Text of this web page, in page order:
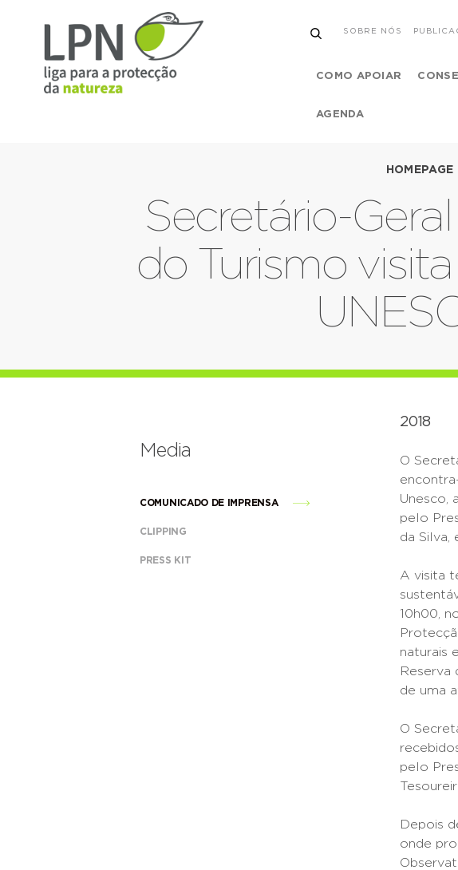
SOBRE NÓS
COMO APOIAR
AGENDA
HOMEPAGE
Secretário-
do Turismo
Media
COMUNICADO DE IMPRENSA
CLIPPING
PRESS KIT
2018
O
Unesco,
pelo
da Silva,
A visita
10h00,
naturais
Reserva
de uma
O
pelo
Depois
onde